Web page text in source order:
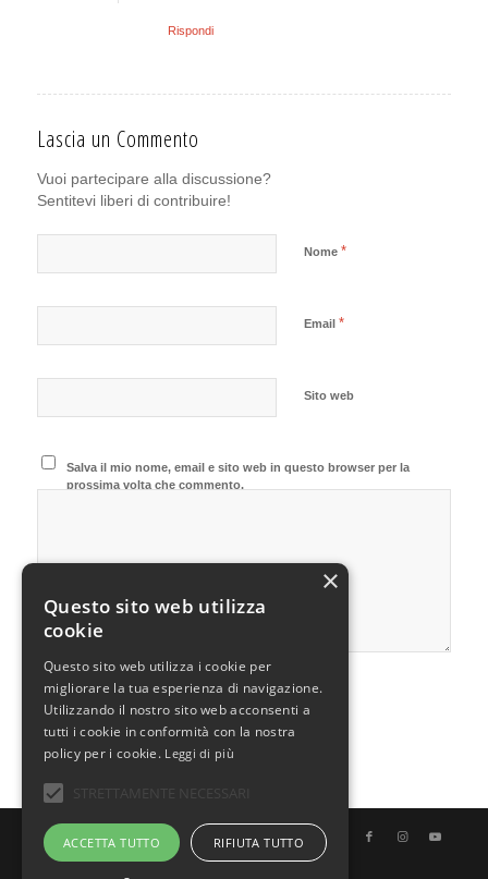
Rispondi
Lascia un Commento
Vuoi partecipare alla discussione?
Sentitevi liberi di contribuire!
Nome *
Email *
Sito web
Salva il mio nome, email e sito web in questo browser per la
prossima volta che commento.
© Copyright - Uno Chef per Gaia
×
Questo sito web utilizza
cookie
Questo sito web utilizza i cookie per
migliorare la tua esperienza di navigazione.
Utilizzando il nostro sito web acconsenti a
tutti i cookie in conformità con la nostra
policy per i cookie. Leggi di più
ACCETTA TUTTO RIFIUTA TUTTO